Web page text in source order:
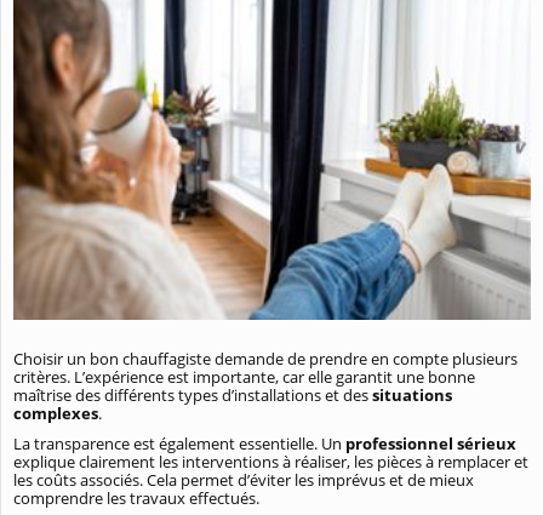
Choisir un bon chauffagiste demande de prendre en compte plusieurs
critères. L’expérience est importante, car elle garantit une bonne
maîtrise des différents types d’installations et dessituations
complexes.
La transparence est également essentielle. Un professionnel sérieux
explique clairement les interventions à réaliser, les pièces à remplacer et
les coûts associés. Cela permet d’éviter les imprévus et de mieux
comprendre les travaux effectués.